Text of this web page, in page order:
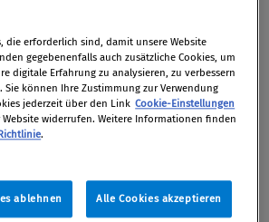
nach dem Unternehmen ihr
System (CMS)
können. Dies berichtetJuve,das
einem der Hauptinitiatoren der
Praxis-Mitherausgeber RA
sprach.
die erforderlich sind, damit unsere Website
gegebenenfalls auch zusätzliche Cookies, um
digitale Erfahrung zu analysieren, zu verbessern
Sie können Ihre Zustimmung zur Verwendung
jederzeit über den Link Cookie-Einstellungen
Website widerrufen. Weitere Informationen finden
.
ablehnen Alle Cookies akzeptieren